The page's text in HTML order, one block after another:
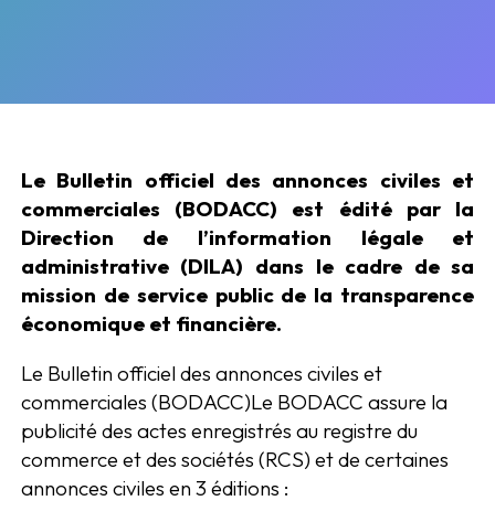
Le Bulletin officiel des annonces civiles et
commerciales (BODACC) est édité par la
Direction de l’information légale et
administrative (DILA) dans le cadre de sa
mission de service public de la transparence
économique et financière.
Le Bulletin officiel des annonces civiles et
commerciales (BODACC)Le BODACC assure la
publicité des actes enregistrés au registre du
commerce et des sociétés (RCS) et de certaines
annonces civiles en 3 éditions :